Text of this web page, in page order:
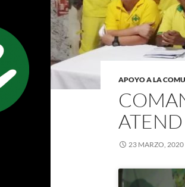
APOYO A LA
23 MARZO, 2020